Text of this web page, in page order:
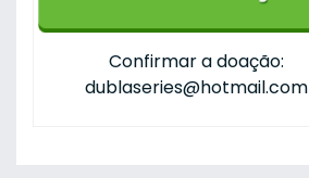
Confirmar a doação:
dublaseries@hotmail.com